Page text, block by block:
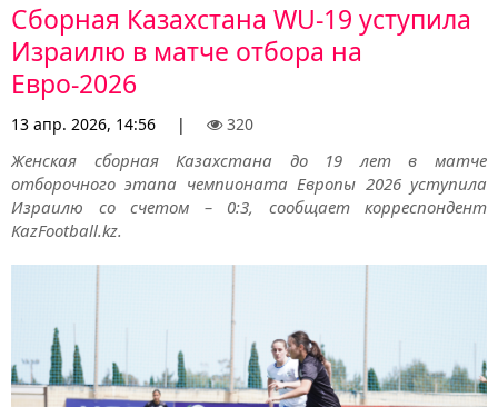
Сборная Казахстана WU-19 уступила
Израилю в матче отбора на
Евро-2026
13 апр. 2026, 14:56 | 320
Женская сборная Казахстана до 19 лет в матче
отборочного этапа чемпионата Европы 2026 уступила
Израилю со счетом – 0:3, сообщает корреспондент
KazFootball.kz.